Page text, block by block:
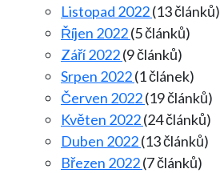
Listopad 2022(13 článků)
Říjen 2022(5 článků)
Září 2022(9 článků)
Srpen 2022(1 článek)
Červen 2022(19 článků)
Květen 2022(24 článků)
Duben 2022(13 článků)
Březen 2022(7 článků)